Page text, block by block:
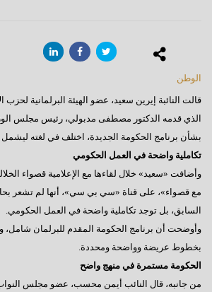
الوطن
قالت النائبة إيرين سعيد، عضو الهيئة البرلمانية لحزب
الذي قدمه الدكتور مصطفى مدبولي، رئيس مجلس
بشأن برنامج الحكومة الجديدة، اختلف في لغته ليشمل
تكاملية واضحة في العمل الحكومي
وأضافت «سعيد» خلال لقاءها مع الإعلامية قصواء
مع قصواء»، على قناة «سي بي سي»، أنها لم تشعر
السابق، بل توجد تكاملية واضحة في العمل الحكومي.
وأوضحت أن برنامج الحكومة المقدم للبرلمان شامل،
بخطوط عريضة وواضحة ومحددة.
الحكومة مستمرة في منهج واضح
من جانبه، قال النائب أيمن محسب، عضو مجلس